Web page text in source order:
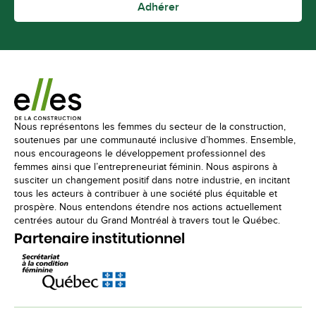
Adhérer
Nous représentons les femmes du secteur de la construction,
soutenues par une communauté inclusive d’hommes. Ensemble,
nous encourageons le développement professionnel des
femmes ainsi que l’entrepreneuriat féminin. Nous aspirons à
susciter un changement positif dans notre industrie, en incitant
tous les acteurs à contribuer à une société plus équitable et
prospère. Nous entendons étendre nos actions actuellement
centrées autour du Grand Montréal à travers tout le Québec.
Partenaire institutionnel